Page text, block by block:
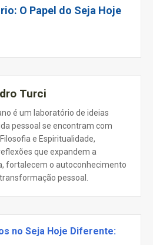
O Papel do Seja Hoje
Turci
é um laboratório de ideias
pessoal se encontram com
e Espiritualidade,
que expandem a
fortalecem o autoconhecimento
pessoal.
no Seja Hoje Diferente: